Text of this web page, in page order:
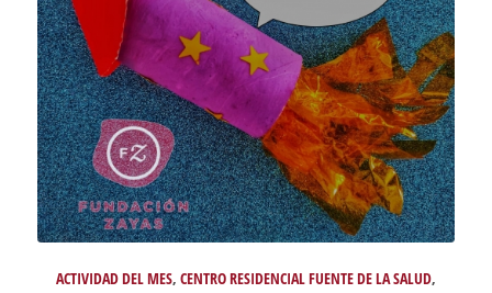
ACTIVIDAD DEL MES, CENTRO RESIDENCIAL FUENTE DE LA SALUD,